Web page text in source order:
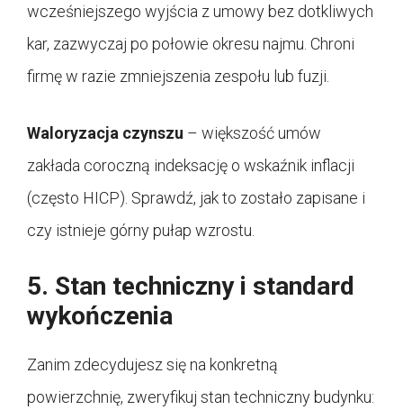
wcześniejszego wyjścia z umowy bez dotkliwych
kar, zazwyczaj po połowie okresu najmu. Chroni
firmę w razie zmniejszenia zespołu lub fuzji.
Waloryzacja czynszu – większość umów
zakłada coroczną indeksację o wskaźnik inflacji
(często HICP). Sprawdź, jak to zostało zapisane i
czy istnieje górny pułap wzrostu.
5. Stan techniczny i standard
wykończenia
Zanim zdecydujesz się na konkretną
powierzchnię, zweryfikuj stan techniczny budynku: